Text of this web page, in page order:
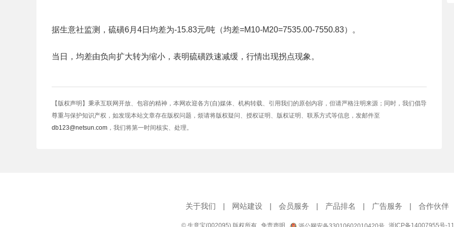
据生意社监测，硫磺6月4日均差为-15.83元/吨（均差=M10-M20=7535.00-7550.83）。
当日，均差由负向扩大转为缩小，表明硫磺跌速减缓，行情出现拐点现象。
【版权声明】秉承互联网开放、包容的精神，本网欢迎各方(自)媒体、机构转载、引用我们的原创内容，但请严格注明来源；同时，我们倡导
尊重与保护知识产权，如发现本站文章存在版权问题，烦请将版权疑问、授权证明、版权证明、联系方式等信息，发邮件至
db123@netsun.com ，我们将第一时间核实、处理。
关于我们 | 网站建设 | 会员服务 | 产品排名 | 广告服务 | 合作伙伴
© 生意宝(002095) 版权所有 免责声明 浙ICP备14007955号-